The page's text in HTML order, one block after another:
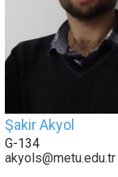
Şakir Akyol
G-134
akyols@metu.edu.tr